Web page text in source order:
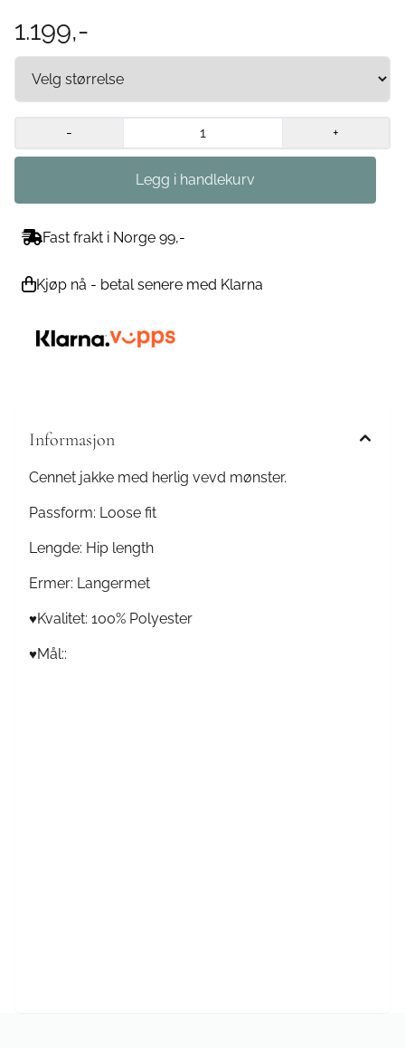
1.199,-
- +
Fast frakt i Norge 99,-
Kjøp nå - betal senere med Klarna
Informasjon
Cennet jakke med herlig vevd mønster.
Passform: Loose fit
Lengde: Hip length
Ermer: Langermet
♥Kvalitet: 100% Polyester
♥Mål::